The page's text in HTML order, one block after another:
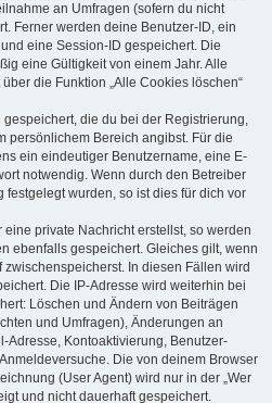
an Umfragen (sofern du nicht
Ferner werden deine Benutzer-ID, ein
eine Session-ID gespeichert. Die
eine Gültigkeit von einem Jahr. Alle
die Funktion „Alle Cookies löschen“
die du bei der Registrierung,
persönlichem Bereich angibst. Für die
ein eindeutiger Benutzername, eine E-
notwendig. Wenn durch den Betreiber
festgelegt wurden, so ist dies für dich vor
private Nachricht erstellst, so werden
ebenfalls gespeichert. Gleiches gilt, wenn
In diesen Fällen wird
Die IP-Adresse wird weiterhin bei
Löschen und Ändern von Beiträgen
und Umfragen), Änderungen an
Adresse, Kontoaktivierung, Benutzer-
Die von deinem Browser
(User Agent) wird nur in der „Wer
und nicht dauerhaft gespeichert.